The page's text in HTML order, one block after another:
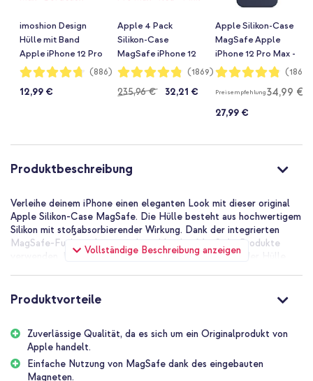
imoshion Design
Hülle mit Band
Apple iPhone 12 Pro
Max - Bordeaux
Bewertung:
94%
(886)
12,99 €
Apple 4 Pack
Silikon-Case
MagSafe iPhone 12
Pro Max - Red + Pink
+ Black
Bewertung:
96%
(1869)
Regulärer
235,96 € 32,21 €
Apple Silikon-Case
MagSafe Apple
iPhone 12 Pro Max -
Deep Navy
Bewertung:
96%
(1869)
Preisempfehlung34,99 €
27,99 €
Produktbeschreibung
Vollständige Beschreibung anzeigen
Verleihe deinem iPhone einen eleganten Look mit dieser original
Apple Silikon-Case MagSafe. Die Hülle besteht aus hochwertigem
Silikon mit stoßabsorbierender Wirkung. Dank der integrierten
MagSafe-Funktion lassen sich problemlos MagSafe-Produkte
verwenden. Dank des leichten und schlanken Designs der Hülle
Da diese Hülle ein Originalprodukt von Apple ist, passt sie perfekt
sowohl während der Entwicklungsphase als auch im
Herstellungsprozess. Das sorgt dafür, dass sämtliche
Aussparungen, Anschlüsse und die Kamera des Smartphones
einfach zu bedienen sind und das Gerät gut vor Alltagsschäden
Produktvorteile
Zuverlässige Qualität, da es sich um ein Originalprodukt von
Apple handelt.
Einfache Nutzung von MagSafe dank des eingebauten
Magneten.